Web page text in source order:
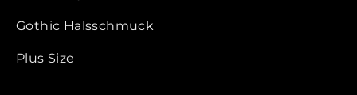
Gothic Halsschmuck
Plus Size